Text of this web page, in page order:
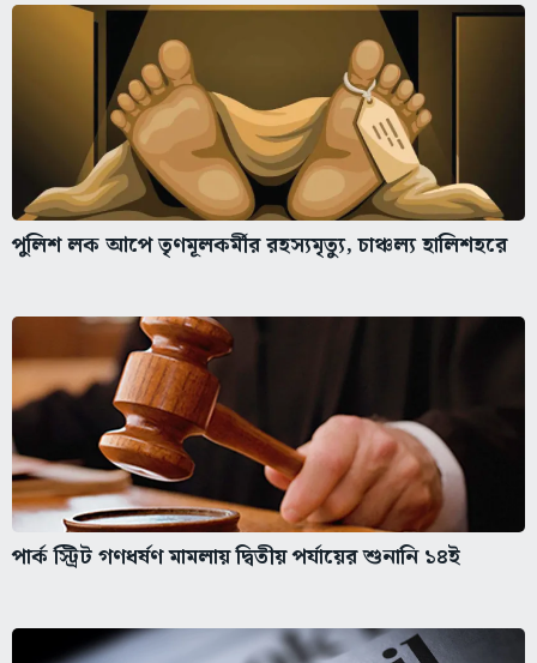
পুলিশ লক আপে তৃণমূলকর্মীর রহস্যমৃত্যু, চাঞ্চল্য হালিশহরে
পার্ক স্ট্রিট গণধর্ষণ মামলায় দ্বিতীয় পর্যায়ের শুনানি ১৪ই